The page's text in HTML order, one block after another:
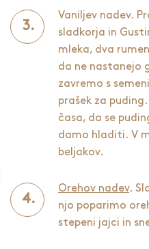
Vaniljev nadev.
sladkorja in
mleka, dva
da ne nastanejo
zavremo s
prašek za
časa, da se
damo hladiti. V
beljakov.
Orehov nadev.
njo poparimo
stepeni jajci in